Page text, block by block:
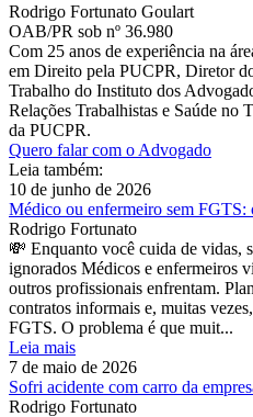
Rodrigo Fortunato Goulart
OAB/PR sob nº 36.980
Com 25 anos de experiência na
em Direito pela PUCPR, Diretor
Trabalho do Instituto dos
Relações Trabalhistas e Saúde no
da PUCPR.
Quero falar com o Advogado
Leia também:
10 de junho de 2026
Médico ou enfermeiro sem FGTS:
Rodrigo Fortunato
💸 Enquanto você cuida de vidas,
ignorados Médicos e enfermeiros
outros profissionais enfrentam.
contratos informais e, muitas
FGTS. O problema é que muit...
Leia mais
7 de maio de 2026
Sofri acidente com carro da
Rodrigo Fortunato